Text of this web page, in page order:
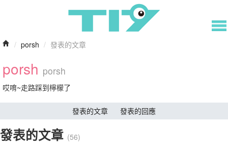
/ porsh / 發表的文章
porsh porsh
哎唷~走路踩到檸檬了
發表的文章 發表的回應
發表的文章 (56)